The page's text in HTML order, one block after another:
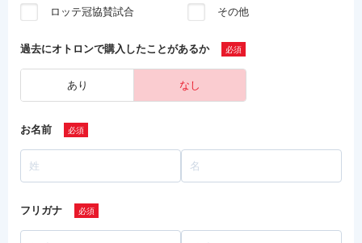
ロッテ冠協賛試合
その他
過去にオトロンで購入したことがあるか
あり なし
お名前
フリガナ